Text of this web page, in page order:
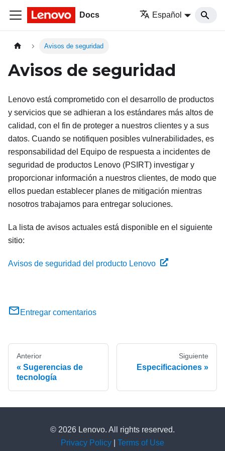
Docs Español
Avisos de seguridad
Avisos de seguridad
Lenovo está comprometido con el desarrollo de productos
y servicios que se adhieran a los estándares más altos de
calidad, con el fin de proteger a nuestros clientes y a sus
datos. Cuando se notifiquen posibles vulnerabilidades, es
responsabilidad del Equipo de respuesta a incidentes de
seguridad de productos Lenovo (PSIRT) investigar y
proporcionar información a nuestros clientes, de modo que
ellos puedan establecer planes de mitigación mientras
nosotros trabajamos para entregar soluciones.
La lista de avisos actuales está disponible en el siguiente
sitio:
Avisos de seguridad del producto Lenovo
Entregar comentarios
Anterior
Sugerencias de
tecnología
Siguiente
Especificaciones
© 2026 Lenovo. All rights reserved.
Privacy Policy
Terms of Use